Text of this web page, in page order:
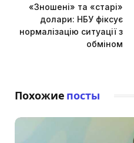
«Зношені» та «старі»
долари: НБУ фіксує
нормалізацію ситуації з
обміном
Похожие посты